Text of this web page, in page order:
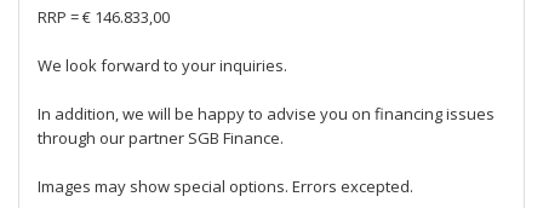
RRP = € 146.833,00
We look forward to your inquiries.
In addition, we will be happy to advise you on financing issues
through our partner SGB Finance.
Images may show special options. Errors excepted.